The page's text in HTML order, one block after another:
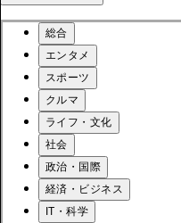
総合
エンタメ
スポーツ
クルマ
ライフ・文化
社会
政治・国際
経済・ビジネス
IT・科学